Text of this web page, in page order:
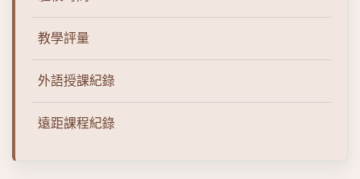
教學評量
外語授課紀錄
遠距課程紀錄